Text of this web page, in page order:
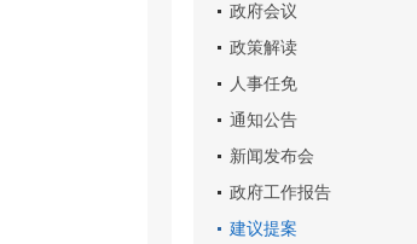
政府会议
政策解读
人事任免
通知公告
新闻发布会
政府工作报告
建议提案